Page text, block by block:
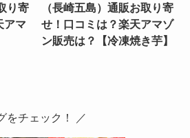
り寄
アマ
（長崎五島）通販お取り寄
せ！口コミは？楽天アマゾ
ン販売は？【冷凍焼き芋】
をチェック！ ／